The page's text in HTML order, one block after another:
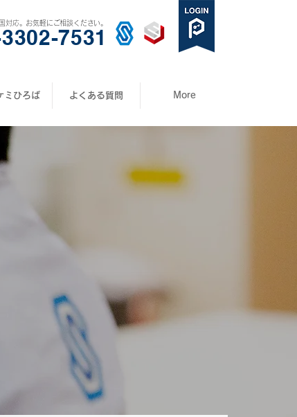
対応。お気軽にご相談ください。
7531
ミひろば よくある質問 More